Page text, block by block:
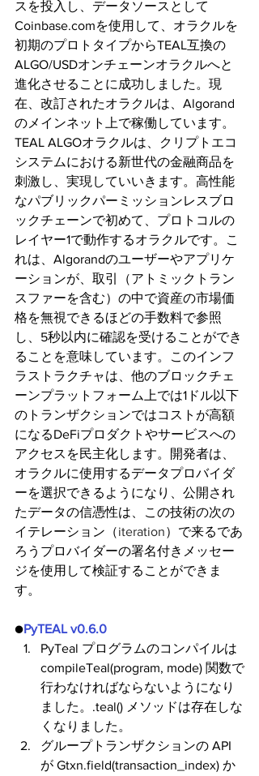
スを投入し、データソースとして
Coinbase.comを使用して、オラクルを
初期のプロトタイプからTEAL互換の
ALGO/USDオンチェーンオラクルへと
進化させることに成功しました。現
在、改訂されたオラクルは、Algorand
のメインネット上で稼働しています。
TEAL ALGOオラクルは、クリプトエコ
システムにおける新世代の金融商品を
刺激し、実現していいきます。高性能
なパブリックパーミッションレスブロ
ックチェーンで初めて、プロトコルの
レイヤー1で動作するオラクルです。こ
れは、Algorandのユーザーやアプリケ
ーションが、取引（アトミックトラン
スファーを含む）の中で資産の市場価
格を無視できるほどの手数料で参照
し、5秒以内に確認を受けることができ
ることを意味しています。このインフ
ラストラクチャは、他のブロックチェ
ーンプラットフォーム上では1ドル以下
のトランザクションではコストが高額
になるDeFiプロダクトやサービスへの
アクセスを民主化します。開発者は、
オラクルに使用するデータプロバイダ
ーを選択できるようになり、公開され
たデータの信憑性は、この技術の次の
イテレーション（iteration）で来るであ
ろうプロバイダーの署名付きメッセー
ジを使用して検証することができま
す。
●PyTEAL v0.6.0
PyTeal プログラムのコンパイルは
compileTeal(program, mode) 関数で
行わなければならないようになり
ました。.teal() メソッドは存在しな
くなりました。
グループトランザクションの API
が Gtxn.field(transaction_index) か